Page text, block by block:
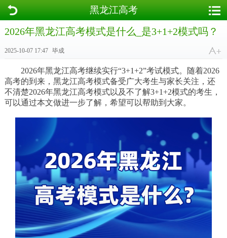
黑龙江高考
2026年黑龙江高考模式是什么_是3+1+2模式吗？
2025-10-07 17:47 毕成
2026年黑龙江高考继续实行“3+1+2”考试模式。随着2026
高考的到来，黑龙江高考模式备受广大考生与家长关注，还
不清楚2026年黑龙江高考模式以及不了解3+1+2模式的考生，
可以通过本文做进一步了解，希望可以帮助到大家。